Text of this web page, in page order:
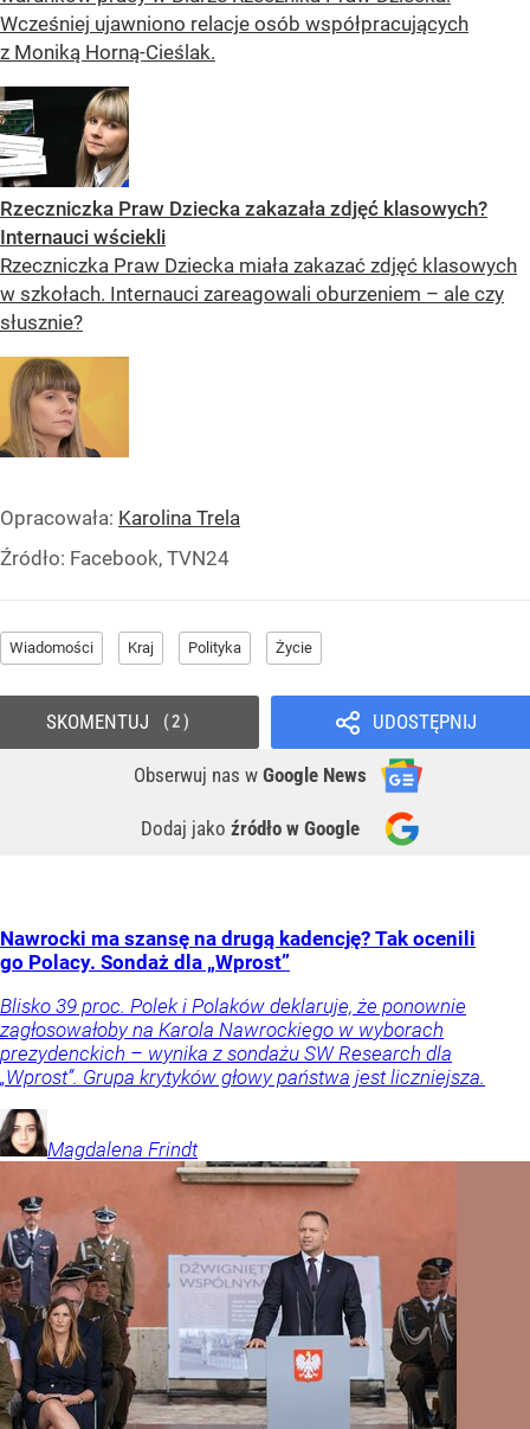
Wcześniej ujawniono relacje osób współpracujących
z Moniką Horną-Cieślak.
Rzeczniczka Praw Dziecka zakazała zdjęć klasowych?
Internauci wściekli
Rzeczniczka Praw Dziecka miała zakazać zdjęć klasowych
w szkołach. Internauci zareagowali oburzeniem – ale czy
słusznie?
Opracowała: Karolina Trela
Źródło: Facebook, TVN24
Wiadomości Kraj Polityka Życie
UDOSTĘPNIJ
Obserwuj nas w Google News
Dodaj jako źródło w Google
SKOMENTUJ 2
Nawrocki ma szansę na drugą kadencję? Tak ocenili
go Polacy. Sondaż dla „Wprost”
Blisko 39 proc. Polek i Polaków deklaruje, że ponownie
zagłosowałoby na Karola Nawrockiego w wyborach
prezydenckich – wynika z sondażu SW Research dla
„Wprost”. Grupa krytyków głowy państwa jest liczniejsza.
Magdalena Frindt